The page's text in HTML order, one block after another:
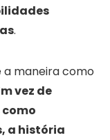
.
a maneira como
vez de
a história